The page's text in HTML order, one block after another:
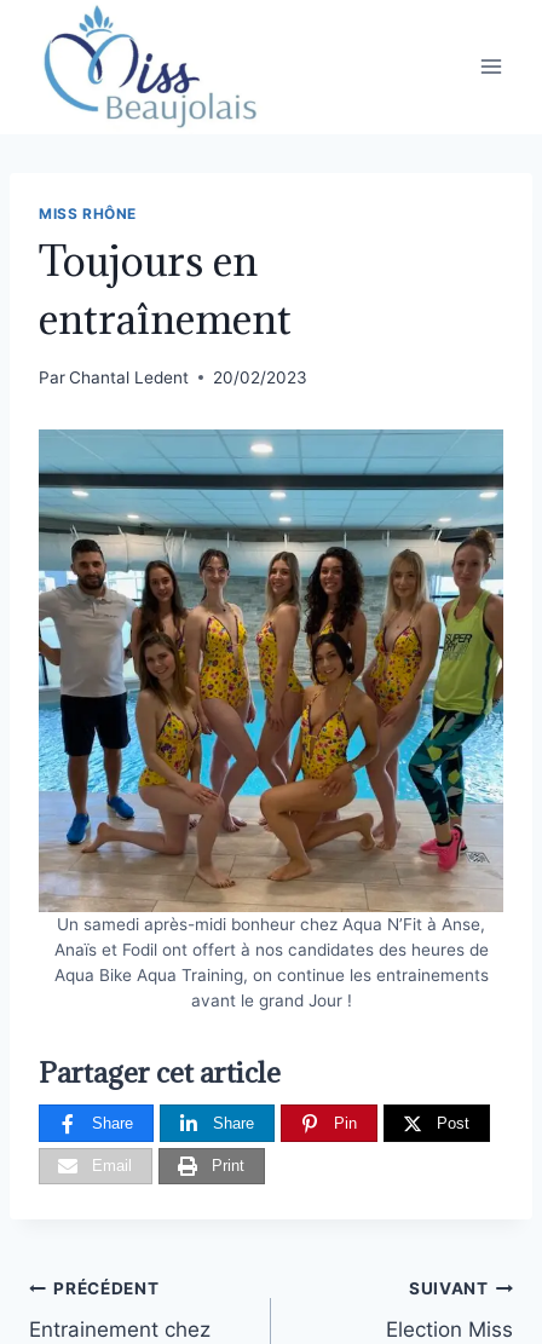
MISS RHÔNE
Toujours en
entraînement
ParChantal Ledent 20/02/2023
Un samedi après-midi bonheur chez Aqua N’Fit à Anse,
Anaïs et Fodil ont offert à nos candidates des heures de
Aqua Bike Aqua Training, on continue les entrainements
avant le grand Jour !
Partager cet article
Share Share Pin Post
Email Print
PRÉCÉDENT
Entrainement chez
SUIVANT
Election Miss